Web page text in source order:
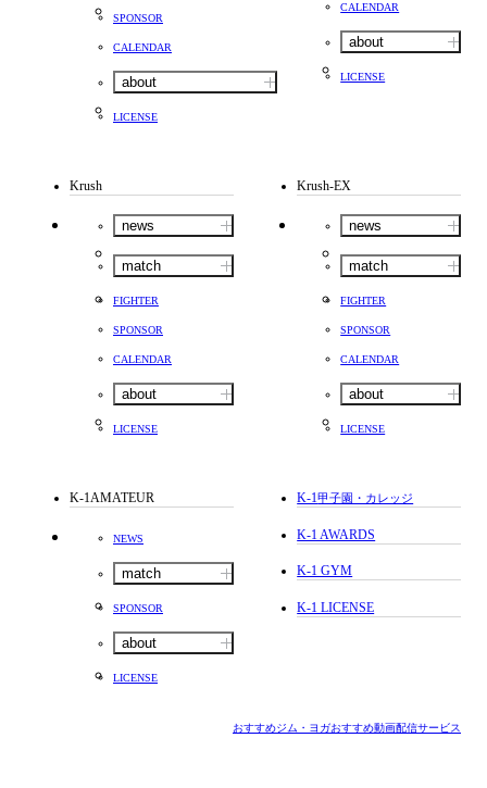
SPONSOR
CALENDAR
about
LICENSE
CALENDAR
about
LICENSE
Krush
news
match
FIGHTER
SPONSOR
CALENDAR
about
LICENSE
Krush-EX
news
match
FIGHTER
SPONSOR
CALENDAR
about
LICENSE
K-1AMATEUR
NEWS
match
SPONSOR
about
LICENSE
K-1甲子園・カレッジ
K-1 AWARDS
K-1 GYM
K-1 LICENSE
おすすめジム・ヨガおすすめ動画配信サービス